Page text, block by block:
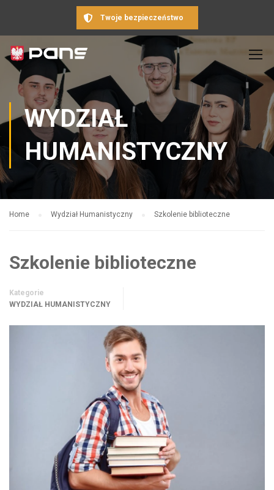
Twoje bezpieczeństwo
WYDZIAŁ
HUMANISTYCZNY
Home Wydział Humanistyczny Szkolenie biblioteczne
Szkolenie biblioteczne
Kategorie
WYDZIAŁ HUMANISTYCZNY